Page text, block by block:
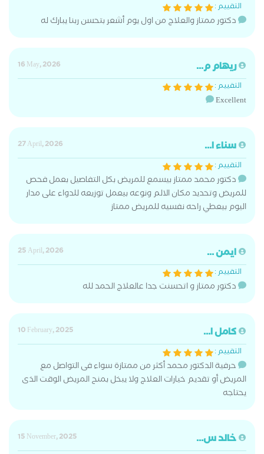
التقييم :
دكتور ممتاز والعلاج من اول يوم أشعر بتحسن ربنا يبارك له
ريهام م...
16 May, 2026
التقييم :
Excellent
سناء ا...
27 April, 2026
التقييم :
دكتور محمد ممتاز بيسمع للمريض بكل التفاصيل بعمل فحص
للمريض وتحديد مكان الالم ونوعه بيعمل توزيعه للدواء على مدار
اليوم بيعطي راحه نفسيه للمريض ممتاز
ايمن ...
25 April, 2026
التقييم :
دكتور ممتاز و اتحسنت جدا عالعلاج الحمد لله
كامل ا...
10 February, 2025
التقييم :
حرفية الدكتور محمد أكثر من ممتازة سواء فى التواصل مع
المريض أو تقديم خيارات العلاج ولا يبخل بمنح المريض الوقت الذى
يحتاجه
خالد س...
15 November, 2025